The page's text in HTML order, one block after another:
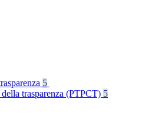
5
trasparenza (PTPCT) 5